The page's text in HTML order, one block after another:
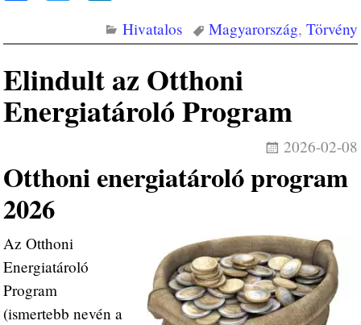
bo
ok
tte ed
Hivatalos Magyarország, Törvény
Elindult az Otthoni
Energiatároló Program
2026-02-08
Otthoni energiatároló program
2026
Az Otthoni
Energiatároló
Program
(ismertebb nevén a